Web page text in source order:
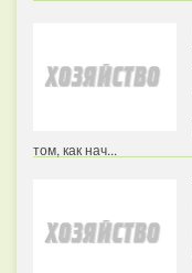
том, как нач...